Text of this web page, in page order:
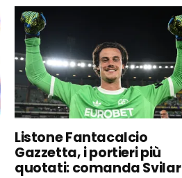
Listone Fantacalcio
Gazzetta, i portieri più
quotati: comanda Svilar